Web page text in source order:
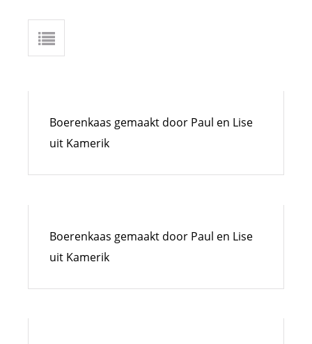
Boerenkaas gemaakt door Paul en Lise
uit Kamerik
Boerenkaas gemaakt door Paul en Lise
uit Kamerik